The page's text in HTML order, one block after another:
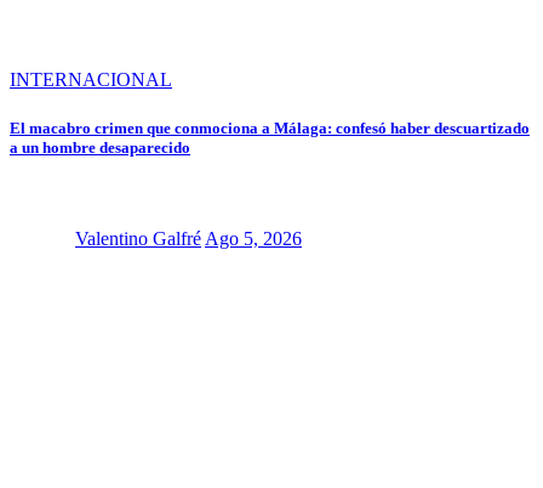
INTERNACIONAL
El macabro crimen que conmociona a Málaga: confesó haber descuartizado
a un hombre desaparecido
Valentino Galfré Ago 5, 2026